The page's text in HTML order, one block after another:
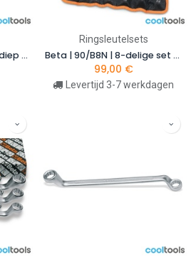
Beta | 90 | Ringsleutels, diep gebogen
Ringsleutelsets
Beta | 90/B8N | 8-delige set diepgebogen ringsleutels in polyester foudraal | 000900156
99,00 €
Levertijd 3-7 werkdagen